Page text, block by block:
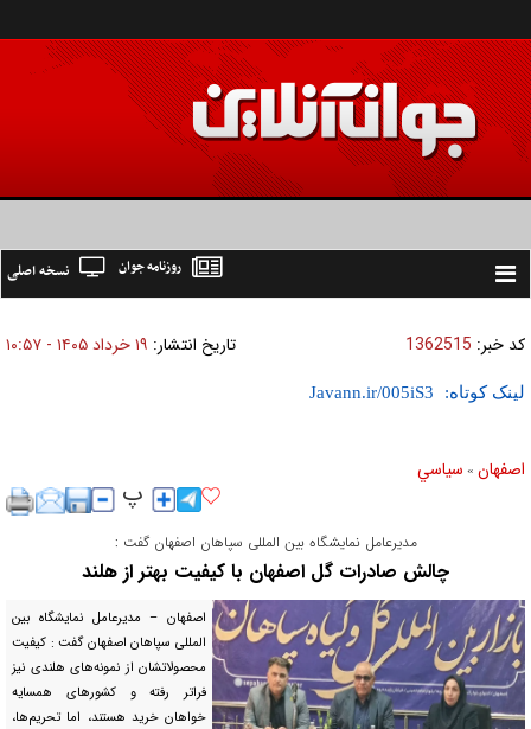
Toggle
نسخه اصلی روزنامه جوان
کد خبر: 1362515 تاریخ انتشار: ۱۹ خرداد ۱۴۰۵ - ۱۰:۵۷
لینک کوتاه:
اصفهان » سياسي
مدیرعامل نمایشگاه بین المللی سپاهان اصفهان گفت :
چالش صادرات گل اصفهان با کیفیت بهتر از هلند
اصفهان – مدیرعامل نمایشگاه بین
المللی سپاهان اصفهان گفت : کیفیت
محصولاتشان از نمونه‌های هلندی نیز
فراتر رفته و کشورهای همسایه
خواهان خرید هستند، اما تحریم‌ها،